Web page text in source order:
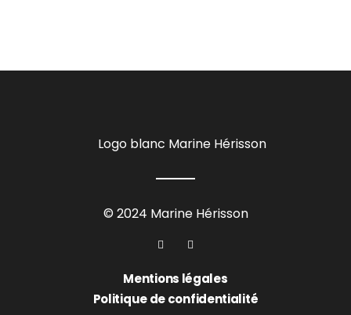
© 2024 Marine Hérisson
Mentions légales
Politique de confidentialité